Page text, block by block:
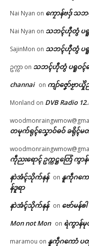
Nai Nyan on ကၠောန်ဗဒှ် သဘ
Nai Nyan on သဘၚ်ဟီုတွံ ပရူ
SajinMon on သဘၚ်ဟီုတွံ ပရူ
ဥက္ကာ on သဘၚ်ဟီုတွံ ပရူဝၚ်က
channai on ကျာ်ဇၞော်ဗၟာယှိုဲ
Monland on DVB Radio
တမုက်ရုၚ်သၞောဝ်ဓဝ် ခရိုၚ်
ကဵုညးရောၚ် ဥက္ကဋ္ဌတြေံ ကွာ
နာဲအံၚ်သိုက်နန် on နူကဵုဂက
န်ဒူရာ
နာဲအံၚ်သိုက်နန် on ဗော်မန်ၜ
Mon not Mon on ရဲကွာန်
maramou on နူကဵုဂကောံ ပ